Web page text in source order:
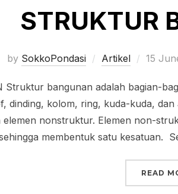
STRUKTUR
by SokkoPondasi Artikel
Posted
15
Struktur bangunan adalah bagian-
dinding, kolom, ring, kuda-kuda,
nonstruktur. Elemen non-
membentuk satu kesatuan.
READ